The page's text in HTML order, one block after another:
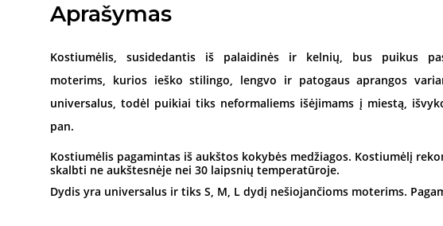
Aprašymas
Kostiumėlis, susidedantis iš palaidinės ir kelnių, bus puikus
moterims, kurios ieško stilingo, lengvo ir patogaus aprangos
universalus, todėl puikiai tiks neformaliems išėjimams į miestą,
pan.
Kostiumėlis pagamintas iš aukštos kokybės medžiagos. Kostiumėlį
skalbti ne aukštesnėje nei 30 laipsnių temperatūroje.
Dydis yra universalus ir tiks S, M, L dydį nešiojančioms moterims.